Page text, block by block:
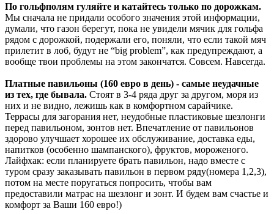
По гольфполям гуляйте и катайтесь только по дорожкам.
Мы сначала не придали особого значения этой информации,
думали, что газон берегут, пока не увидели мячик для гольфа
рядом с дорожкой, подержали его, поняли, что если такой мяч
прилетит в лоб, будут не “big problem”, как предупреждают, а
вообще твои проблемы на этом закончатся. Совсем. Навсегда.
Платные павильоны (160 евро в день) - самые неудачные
из тех, где бывала. Стоят в 3-4 ряда друг за другом, моря из
них и не видно, лежишь как в комфортном сарайчике.
Террасы для загорания нет, неудобные пластиковые шезлонги
перед павильоном, зонтов нет. Впечатление от павильонов
здорово улучшает хорошее их обслуживание, доставка еды,
напитков (особенно шампанского), фруктов, мороженого.
Лайфхак: если планируете брать павильон, надо вместе с
туром сразу заказывать павильон в первом ряду(номера 1,2,3),
потом на месте поругаться попросить, чтобы вам
предоставили матрас на шезлонг и зонт. И будем вам счастье и
комфорт за Ваши 160 евро!)